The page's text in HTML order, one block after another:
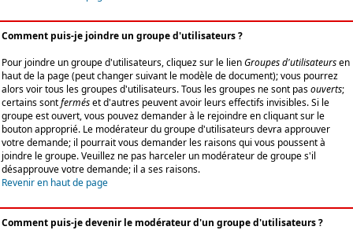
Comment puis-je joindre un groupe d'utilisateurs ?
Pour joindre un groupe d'utilisateurs, cliquez sur le lienGroupes d'utilisateursen
haut de la page (peut changer suivant le modèle de document); vous pourrez
alors voir tous les groupes d'utilisateurs. Tous les groupes ne sont pasouverts;
certains sontferméset d'autres peuvent avoir leurs effectifs invisibles. Si le
groupe est ouvert, vous pouvez demander à le rejoindre en cliquant sur le
bouton approprié. Le modérateur du groupe d'utilisateurs devra approuver
votre demande; il pourrait vous demander les raisons qui vous poussent à
joindre le groupe. Veuillez ne pas harceler un modérateur de groupe s'il
désapprouve votre demande; il a ses raisons.
Revenir en haut de page
Comment puis-je devenir le modérateur d'un groupe d'utilisateurs ?